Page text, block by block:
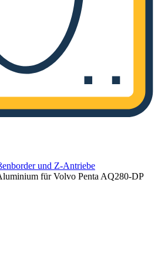
und Z-Antriebe
für Volvo Penta AQ280-DP